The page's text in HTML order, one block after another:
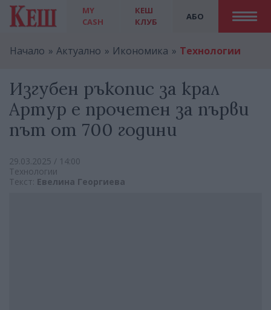
MY
CASH
АБО
КЕШ
КЛУБ
Начало Актуално Икономика Технологии
Изгубен ръкопис за крал
Артур е прочетен за първи
път от 700 години
29.03.2025 / 14:00
Технологии
Текст: Евелина Георгиева